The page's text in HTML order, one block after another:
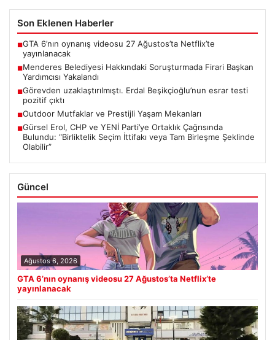
Son Eklenen Haberler
■GTA 6’nın oynanış videosu 27 Ağustos’ta Netflix’te
yayınlanacak
■Menderes Belediyesi Hakkındaki Soruşturmada Firari Başkan
Yardımcısı Yakalandı
■Görevden uzaklaştırılmıştı. Erdal Beşikçioğlu’nun esrar testi
pozitif çıktı
■Outdoor Mutfaklar ve Prestijli Yaşam Mekanları
■Gürsel Erol, CHP ve YENİ Parti’ye Ortaklık Çağrısında
Bulundu: “Birliktelik Seçim İttifakı veya Tam Birleşme Şeklinde
Olabilir”
Güncel
Ağustos 6, 2026
GTA 6’nın oynanış videosu 27 Ağustos’ta Netflix’te
yayınlanacak